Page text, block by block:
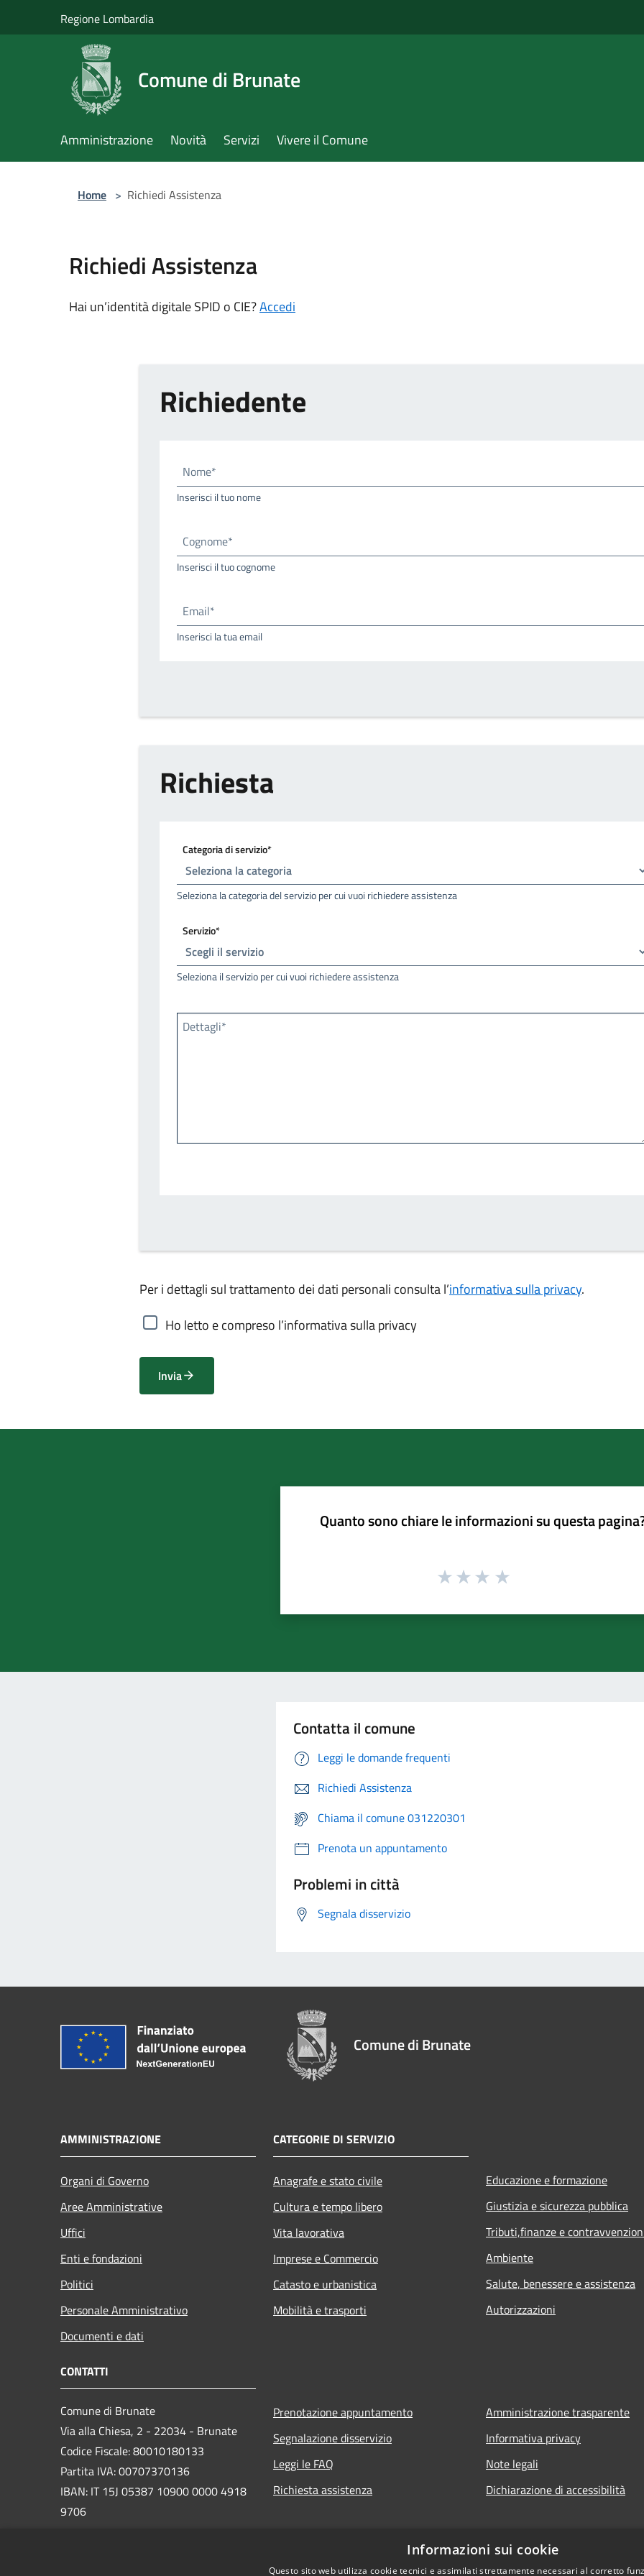
Regione Lombardia
Comune di Brunate
Amministrazione Novità Servizi Vivere il Comune
Home > Richiedi Assistenza
Richiedi Assistenza
Hai un’identità digitale SPID o CIE?Accedi
Richiedente
Nome*
Inserisci il tuo nome
Cognome*
Inserisci il tuo cognome
Email*
Inserisci la tua email
Richiesta
Categoria di servizio*
Seleziona la categoria del servizio per cui vuoi richiedere assistenza
Servizio*
Seleziona il servizio per cui vuoi richiedere assistenza
Dettagli*
Per i dettagli sul trattamento dei dati personali consulta l’informativa sulla privacy.
Ho letto e compreso l’informativa sulla privacy
Invia
Quanto sono chiare le informazioni su questa
Contatta il comune
Leggi le domande frequenti
Richiedi Assistenza
Chiama il comune 031220301
Prenota un appuntamento
Problemi in città
Segnala disservizio
Comune di Brunate
AMMINISTRAZIONE
Organi di Governo
Aree Amministrative
Uffici
Enti e fondazioni
Politici
Personale Amministrativo
Documenti e dati
CATEGORIE DI SERVIZIO
Anagrafe e stato civile
Cultura e tempo libero
Vita lavorativa
Imprese e Commercio
Catasto e urbanistica
Mobilità e trasporti
Educazione e formazione
Giustizia e sicurezza pubblica
Tributi,finanze e
Ambiente
Salute, benessere e assistenza
Autorizzazioni
CONTATTI
Comune di Brunate
Via alla Chiesa, 2 - 22034 - Brunate
Codice Fiscale: 80010180133
Partita IVA: 00707370136
IBAN: IT 15J 05387 10900 0000 4918
9706
Prenotazione appuntamento
Segnalazione disservizio
Leggi le FAQ
Richiesta assistenza
Amministrazione trasparente
Informativa privacy
Note legali
Dichiarazione di accessibilità
Informazioni sui cookie
Questo sito web utilizza cookie tecnici e assimilati strettamente necessari al corretto